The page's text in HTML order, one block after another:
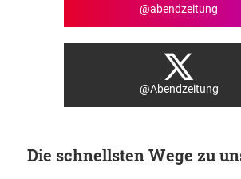
@abendzeitung
@Abendzeitung
Die schnellsten Wege zu